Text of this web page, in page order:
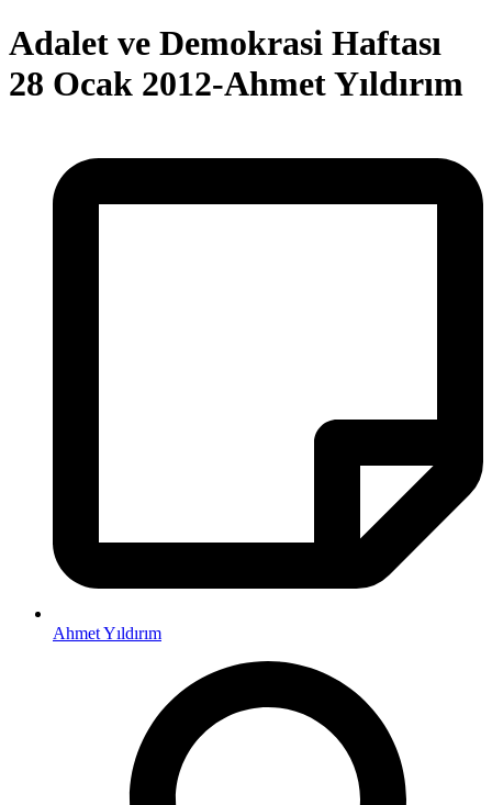
Adalet ve Demokrasi Haftası
28 Ocak 2012-Ahmet Yıldırım
Ahmet Yıldırım